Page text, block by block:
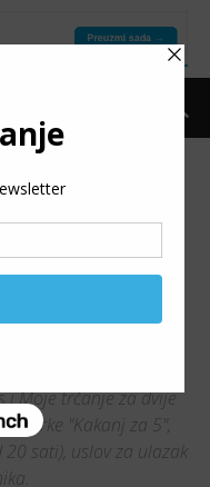
TRKA
za 2.
i Moje trčanje za dvije
trke "Kakanj za 5",
sati), uslov za ulazak